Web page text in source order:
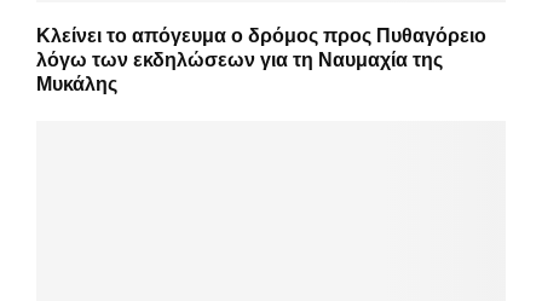
Κλείνει το απόγευμα ο δρόμος προς Πυθαγόρειο
λόγω των εκδηλώσεων για τη Ναυμαχία της
Μυκάλης